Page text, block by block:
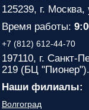
125239, г.
Время работы:
+7 (812) 612-44-70
197110, г. Санкт-
219 (БЦ
Наши филиалы:
Волгоград